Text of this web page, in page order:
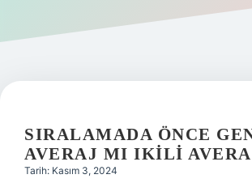
Gizlilik Politikası
Yasal Uyarı
SIRALAMADA ÖNCE
AVERAJ MI IKILI
Tarih: Kasım 3, 2024